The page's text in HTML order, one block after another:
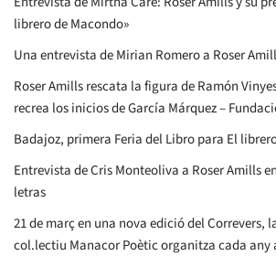
librero de Macondo»
Una entrevista de Mirian Romero a Roser
Roser Amills rescata la figura de Ramón
recrea los inicios de García Márquez –
Badajoz, primera Feria del Libro para El
Entrevista de Cris Monteoliva a Roser Amills
letras
21 de març en una nova edició del Correvers,
col.lectiu Manacor Poètic organitza cada any